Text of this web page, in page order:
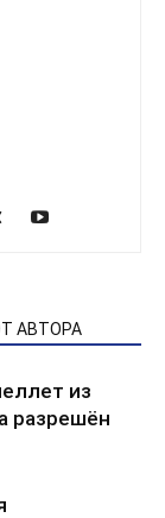
АВТОРА
из
разрешён